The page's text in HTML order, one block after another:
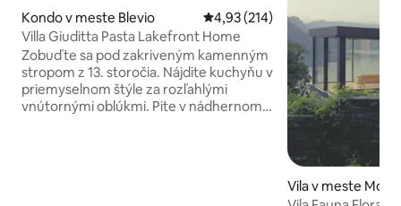
Kondo v meste Blevio Priemerné ohodnotenie 4,93 z
4,93 (214)
Villa Giuditta Pasta Lakefront Home
Zobuďte sa pod zakriveným kamenným
stropom z 13. storočia. Nájdite kuchyňu v
priemyselnom štýle za rozľahlými
vnútornými oblúkmi. Pite v nádhernom
Vila v meste